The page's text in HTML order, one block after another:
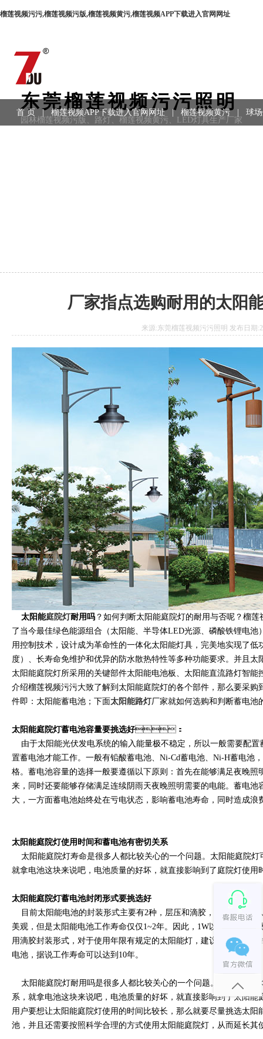
榴莲视频污污,榴莲视频污版,榴莲视频黄污,榴莲视频APP下载进入官网网址
东莞榴莲视频污污照明
园林榴莲视频污版、路灯、榴莲视频黄污、LED灯具生产厂家
首 页 | 榴莲视频APP下载进入官网网址 | 榴莲视频黄污 球
厂家指点选购耐用的太阳
来源:东莞榴莲视频污污照明 发布日期
太阳能庭院灯耐用吗 ？如何判断太阳能庭院灯的耐用与否呢？榴
了当今最佳绿色能源组合（太阳能、半导体LED光源、磷酸铁锂电池
用控制技术，设计成为革命性的一体化太阳能灯具，完美地实现
度）、长寿命免维护和优异的防水散热特性等多种功能要求。并且
太阳能庭院灯所采用的关键部件太阳能电池板、太阳能直流路灯智能
介绍榴莲视频污污大致了解到太阳能庭院灯的各个部件，那么要采
件即：太阳能蓄电池；下面太阳能路灯厂家就如何选购和判断蓄电池的
太阳能庭院灯蓄电池容量要挑选好：
由于太阳能光伏发电系统的输入能量极不稳定，所以一般需要配置蓄
置蓄电池才能工作。一般有铅酸蓄电池、Ni-Cd蓄电池、Ni-H蓄电
格。蓄电池容量的选择一般要遵循以下原则：首先在能够满足
来，同时还要能够存储满足连续阴雨天夜晚照明需要的电能。蓄电
大，一方面蓄电池始终处在亏电状态，影响蓄电池寿命，同时造成浪费
太阳能庭院灯使用时间和蓄电池有密切关系
太阳能庭院灯寿命是很多人都比较关心的一个问题。太阳能庭院灯
就拿电池这块来说吧，电池质量的好坏，就直接影响到了庭院灯使用
太阳能庭院灯蓄电池封闭形式要挑选好
目前太阳能电池的封装形式主要有2种，层压和滴胶，层压工艺
美观，但是太阳能电池工作寿命仅仅1~2年。因此，1W以下的小功
用滴胶封装形式，对于使用年限有规定的太阳能灯，建议使用层压的
电池，据说工作寿命可以达到10年。
太阳能庭院灯耐用吗是很多人都比较关心的一个问题。太阳能庭院灯
系，就拿电池这块来说吧，电池质量的好坏，就直接影响到了太
用户要想让太阳能庭院灯使用的时间比较长，那么就要尽量挑选太阳
池，并且还需要按照科学合理的方式使用太阳能庭院灯，从而延长其使